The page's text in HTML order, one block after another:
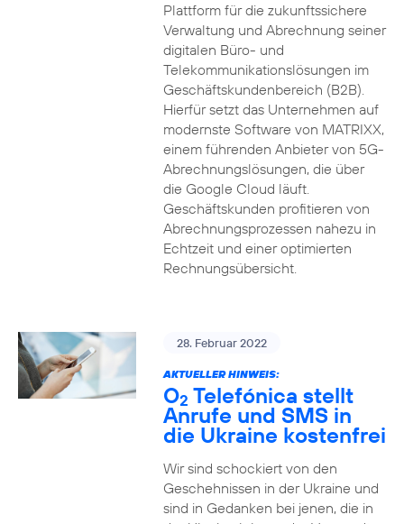
Plattform für die zukunftssichere
Verwaltung und Abrechnung seiner
digitalen Büro- und
Telekommunikationslösungen im
Geschäftskundenbereich (B2B).
Hierfür setzt das Unternehmen auf
modernste Software von MATRIXX,
einem führenden Anbieter von 5G-
Abrechnungslösungen, die über
die Google Cloud läuft.
Geschäftskunden profitieren von
Abrechnungsprozessen nahezu in
Echtzeit und einer optimierten
Rechnungsübersicht.
28. Februar 2022
AKTUELLER HINWEIS:
O2 Telefónica stellt
Anrufe und SMS in
die Ukraine kostenfrei
Wir sind schockiert von den
Geschehnissen in der Ukraine und
sind in Gedanken bei jenen, die in